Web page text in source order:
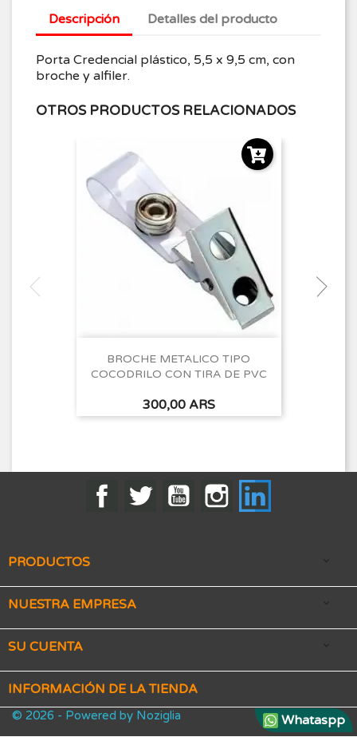
Descripción Detalles del producto
Porta Credencial plástico, 5,5 x 9,5 cm, con
broche y alfiler.
OTROS PRODUCTOS RELACIONADOS
BROCHE METALICO TIPO
COCODRILO CON TIRA DE PVC
Precio
300,00 ARS
FacebookTwitter YouTubeInstagram
PRODUCTOS 
NUESTRA EMPRESA 
SU CUENTA 
INFORMACIÓN DE LA TIENDA
Whataspp
© 2026 - Powered by Noziglia